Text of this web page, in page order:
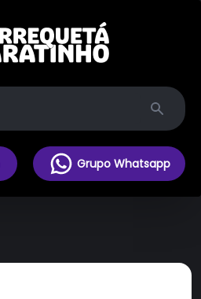
Search
Grupo Whatsapp